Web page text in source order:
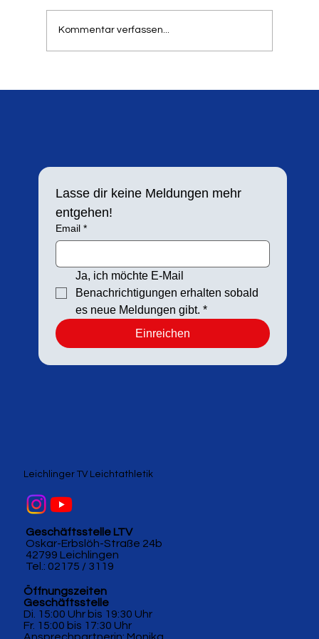
Kommentar verfassen...
Lasse dir keine Meldungen mehr
entgehen!
Email *
Ja, ich möchte E-Mail
Benachrichtigungen erhalten sobald
es neue Meldungen gibt. *
Einreichen
Geschäftsstelle LTV
Oskar-Erbslöh-Straße 24b
42799 Leichlingen
Tel.: 02175 / 3119
Öffnungszeiten
Geschäftsstelle
Di. 15:00 Uhr bis 19:30 Uhr
Fr. 15:00 bis 17:30 Uhr
Ansprechpartnerin: Monika
Leichlinger TV Leichtathletik